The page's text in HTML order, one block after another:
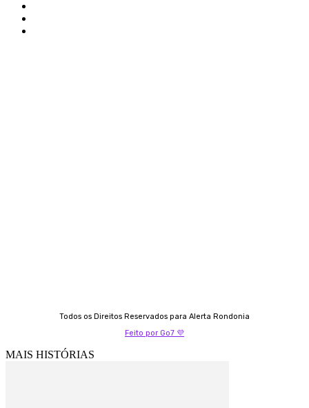
Todos os Direitos Reservados para Alerta Rondonia
Feito por Go7 💜
MAIS HISTÓRIAS